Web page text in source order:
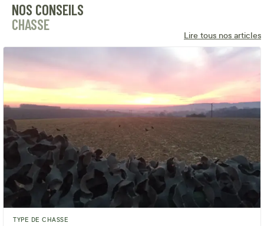
NOS CONSEILS
CHASSE
Lire tous nos articles
TYPE DE CHASSE